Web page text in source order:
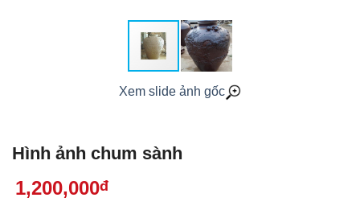
Xem slide ảnh gốc
Hình ảnh chum sành
1,200,000đ